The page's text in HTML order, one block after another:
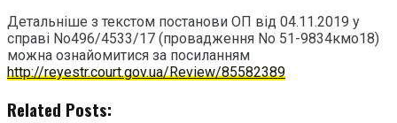
Детальніше з текстом постанови ОП від 04.11.2019 у
справі No496/4533/17 (провадження No 51-9834кмо18)
можна ознайомитися за посиланням
http://reyestr.court.gov.ua/Review/85582389
Related Posts: